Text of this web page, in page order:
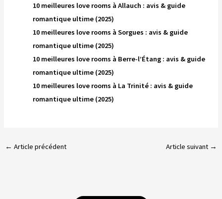
10 meilleures love rooms à Allauch : avis & guide
romantique ultime (2025)
10 meilleures love rooms à Sorgues : avis & guide
romantique ultime (2025)
10 meilleures love rooms à Berre-l’Étang : avis & guide
romantique ultime (2025)
10 meilleures love rooms à La Trinité : avis & guide
romantique ultime (2025)
← Article précédent Article suivant →